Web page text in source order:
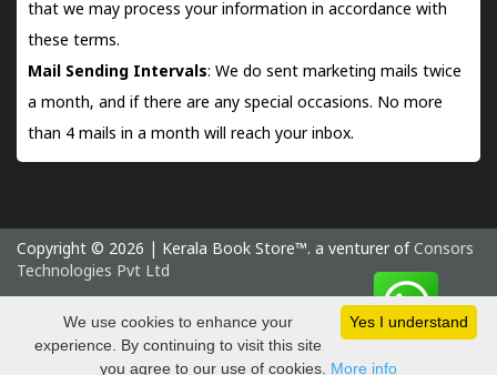
that we may process your information in accordance with
these terms.
Mail Sending Intervals: We do sent marketing mails twice
a month, and if there are any special occasions. No more
than 4 mails in a month will reach your inbox.
Copyright © 2026 | Kerala Book Store™. a venturer of Consors
Technologies Pvt Ltd
Sunday 9 August, 2026 IST
Yes I understand
We use cookies to enhance your
experience. By continuing to visit this site
you agree to our use of cookies. More info